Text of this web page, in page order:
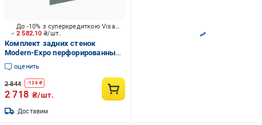
2 582.10 ₴/шт.
До -10% з суперкредиткою Visa Вигода
Комплект задних стенок
Modern-Expo перфорированный
1930х1000 мм 7016 антрацит
оценить
2 844 -126₴
2 718 ₴/шт.
Доставим